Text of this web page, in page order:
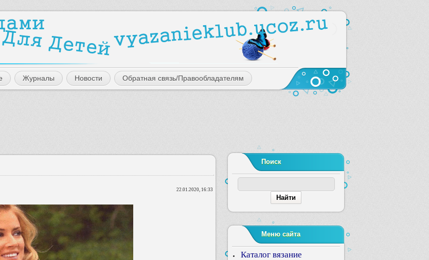
Журналы Новости Обратная связь/Правообладателям
22.01.2020, 16:33
Поиск
Меню сайта
Каталог вязание